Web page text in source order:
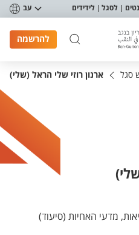
לסגל לידידים עב
להרשמה
סגל ארנון רוזי שלי הראל (שלי)
מדעי האחיות (סיעוד)